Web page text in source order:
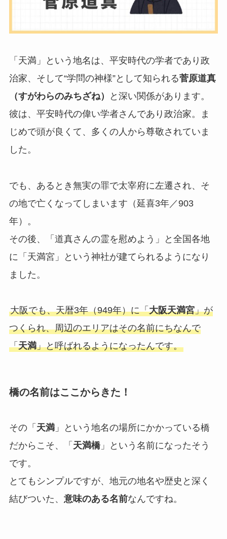
「天満」という地名は、平安時代の学者であり政
治家、そして“学問の神様”として知られる菅原道真
（すがわらのみちざね）
と深い関係があります。
彼は、平安時代の偉い学者さんであり政治家。ま
じめで頭が良くて、多くの人から尊敬されていま
した。
でも、あるとき無実の罪で太宰府に左遷され、そ
の地で亡くなってしまいます（延喜3年／903
年）。
その後、「道真さんの霊を慰めよう」と全国各地
に「天満宮」という神社が建てられるようになり
ました。
大阪でも、天暦3年（949年）に「大阪天満宮」が
つくられ、周辺のエリアはその名前にちなんで
「天満」と呼ばれるようになったんです。
橋の名前はここからきた！
その「 天満」という地名の場所にかかっている橋
だからこそ、「 天満橋」という名前になったそう
です。
とてもシンプルですが、地元の地名や歴史と深く
結びついた、 意味のある名前なんですね。